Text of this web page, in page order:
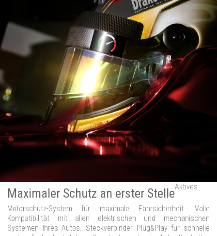
Maximaler Schutz an erster StelleAktives
Motorschutz-System für maximale Fahrsicherheit. Volle
Kompatibilität mit allen elektrischen und mechanischen
Systemen Ihres Autos. Steckverbinder Plug&Play für schnelle